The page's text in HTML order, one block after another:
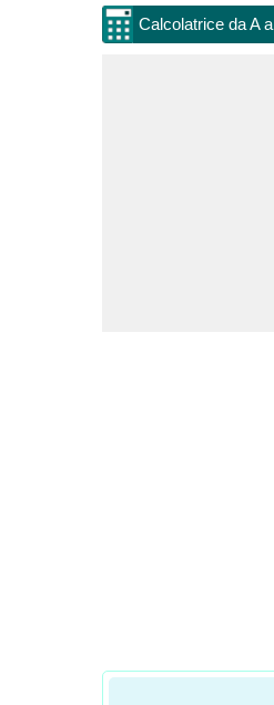
Calcolatrice da A